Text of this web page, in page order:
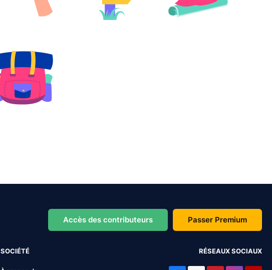
Accès des contributeurs Passer Premium
SOCIÉTÉ RÉSEAUX SOCIAUX